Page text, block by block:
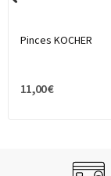
Pinces KOCHER
11,00 €